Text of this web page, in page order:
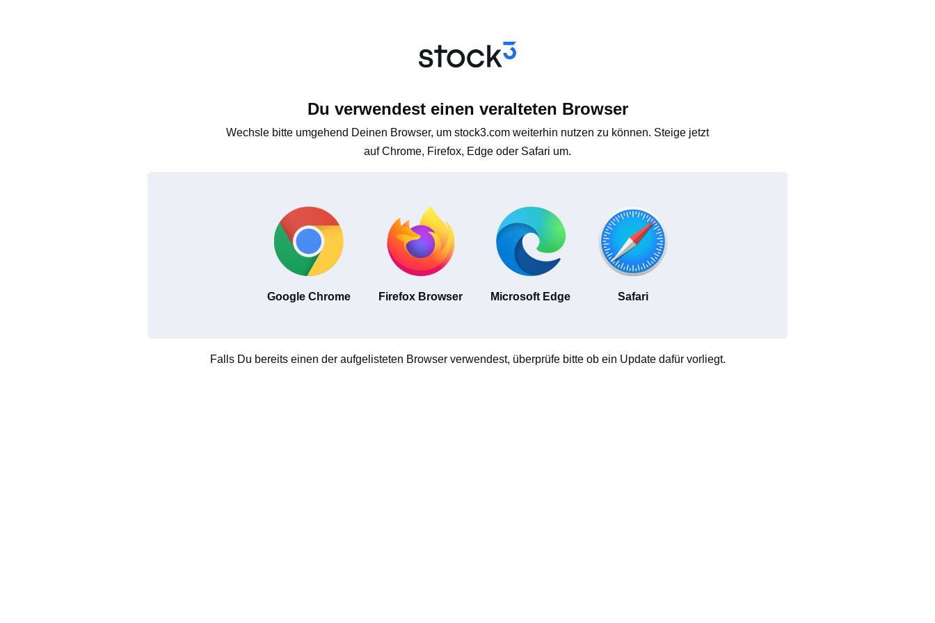
Du verwendest einen veralteten Browser
Wechsle bitte umgehend Deinen Browser, um stock3.com weiterhin nutzen zu können. Steige jetzt
auf Chrome, Firefox, Edge oder Safari um.
Google Chrome Firefox Browser Microsoft Edge Safari
Falls Du bereits einen der aufgelisteten Browser verwendest, überprüfe bitte ob ein Update dafür vorliegt.